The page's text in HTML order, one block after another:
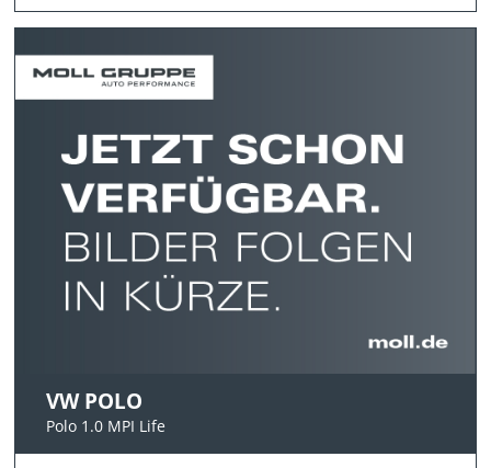
VW POLO
Polo 1.0 MPI Life